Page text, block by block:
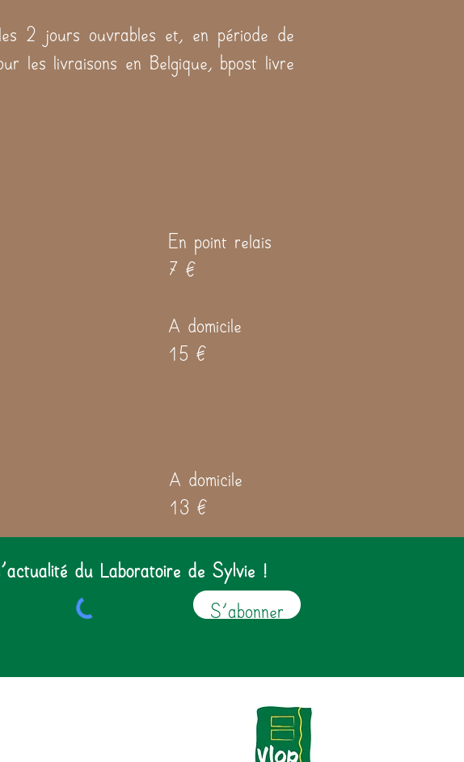
2 jours ouvrables et, en période de
les livraisons en Belgique, bpost livre
En point relais
7 €
A domicile
15 €
A domicile
13 €
du Laboratoire de Sylvie !
S'abonner